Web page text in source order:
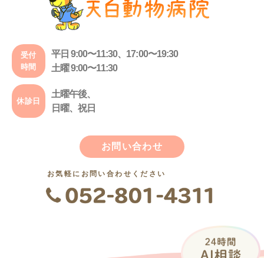
受付
時間
平日 9:00〜11:30、17:00〜19:30
土曜 9:00〜11:30
休診日
土曜午後、
日曜、祝日
お問い合わせ
お気軽にお問い合わせください